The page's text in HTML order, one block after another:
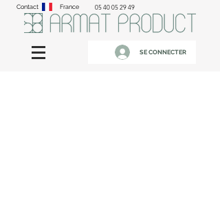
Contact France 05 40 05 29 49
SE CONNECTER